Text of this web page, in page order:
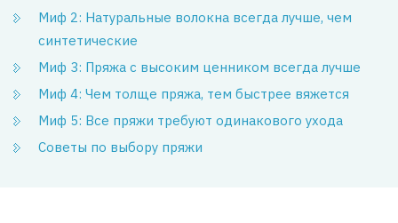
Миф 2: Натуральные волокна всегда лучше, чем
синтетические
Миф 3: Пряжа с высоким ценником всегда лучше
Миф 4: Чем толще пряжа, тем быстрее вяжется
Миф 5: Все пряжи требуют одинакового ухода
Советы по выбору пряжи